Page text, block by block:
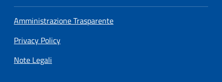
Amministrazione Trasparente
Privacy Policy
Note Legali